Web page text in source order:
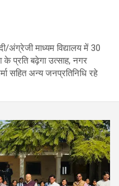
अंग्रेजी माध्यम विद्यालय में 30
के प्रति बढ़ेगा उत्साह, नगर
सहित अन्य जनप्रतिनिधि रहे